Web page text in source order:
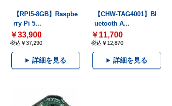
【RPI5-8GB】Raspbe
rry Pi 5...
￥33,900
税込￥37,290
詳細を見る
【CHW-TAG4001】Bl
uetooth A...
￥11,700
税込￥12,870
詳細を見る